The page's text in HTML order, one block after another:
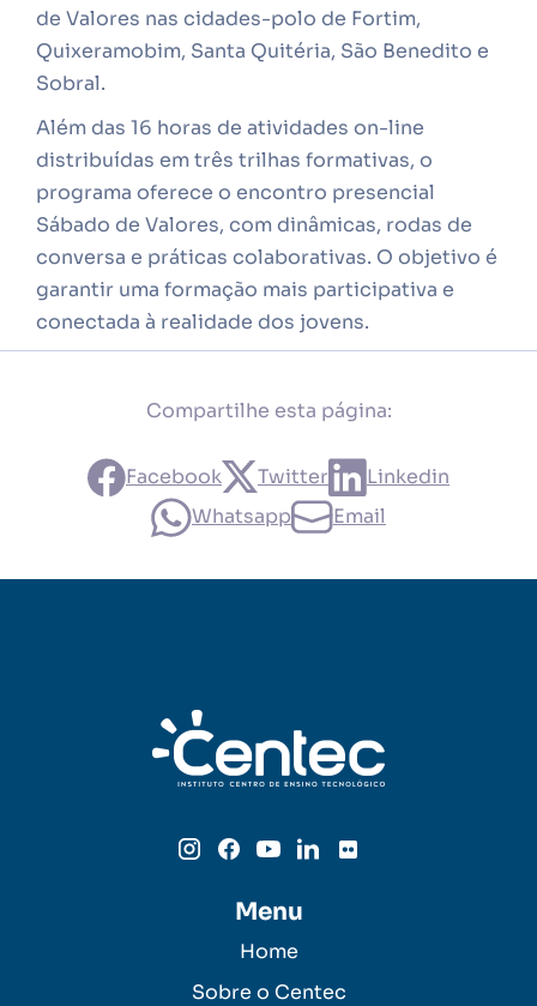
de Valores nas cidades-polo de Fortim,
Quixeramobim, Santa Quitéria, São Benedito e
Sobral.
Além das 16 horas de atividades on-line
distribuídas em três trilhas formativas, o
programa oferece o encontro presencial
Sábado de Valores, com dinâmicas, rodas de
conversa e práticas colaborativas. O objetivo é
garantir uma formação mais participativa e
conectada à realidade dos jovens.
Compartilhe esta página:
Facebook Twitter
Linkedin
Whatsapp
Email
Menu
Home
Sobre o Centec